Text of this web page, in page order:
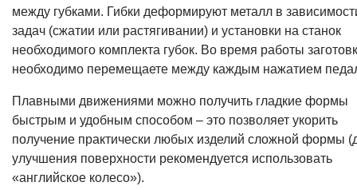
между губками. Гибки деформируют металл в
задач (сжатии или растягивании) и установки на станок
необходимого комплекта губок. Во время работы
необходимо перемещаете между каждым нажатием
Плавными движениями можно получить гладкие формы
быстрым и удобным способом – это позволяет укорить
получение практически любых изделий сложной формы
улучшения поверхности рекомендуется использовать
«английское колесо»).